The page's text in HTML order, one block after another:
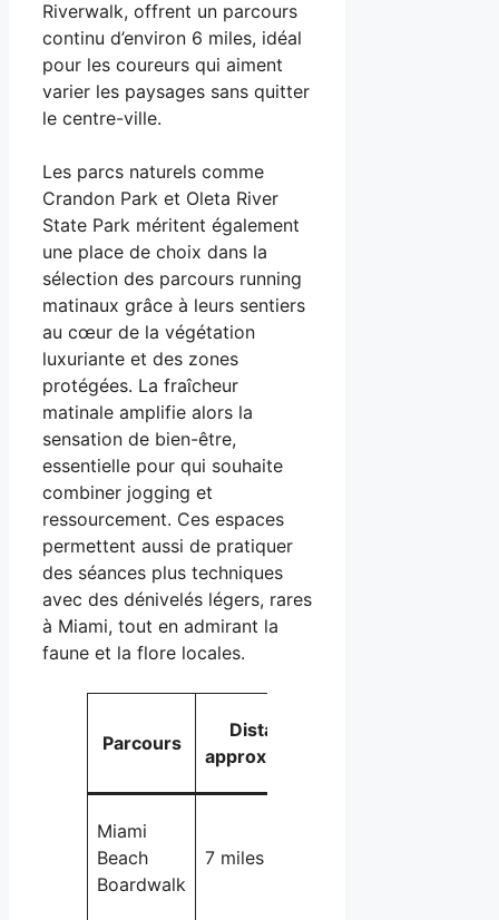
Riverwalk, offrent un parcours
continu d’environ 6 miles, idéal
pour les coureurs qui aiment
varier les paysages sans quitter
le centre-ville.
Les parcs naturels comme
Crandon Park et Oleta River
State Park méritent également
une place de choix dans la
sélection des parcours running
matinaux grâce à leurs sentiers
au cœur de la végétation
luxuriante et des zones
protégées. La fraîcheur
matinale amplifie alors la
sensation de bien-être,
essentielle pour qui souhaite
combiner jogging et
ressourcement. Ces espaces
permettent aussi de pratiquer
des séances plus techniques
avec des dénivelés légers, rares
à Miami, tout en admirant la
faune et la flore locales.
Parcours
Distance
approximative
Miami
Beach
Boardwalk
7 miles (11 km)